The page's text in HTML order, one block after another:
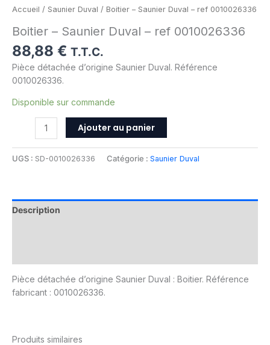
Accueil / Saunier Duval / Boitier – Saunier Duval – ref 0010026336
Boitier – Saunier Duval – ref 0010026336
88,88 € T.T.C.
Pièce détachée d’origine Saunier Duval. Référence
0010026336.
Disponible sur commande
Ajouter au panier
UGS : SD-0010026336 Catégorie : Saunier Duval
Description
Pièce détachée d’origine Saunier Duval : Boitier. Référence
fabricant : 0010026336.
Produits similaires